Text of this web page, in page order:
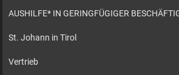
AUSHILFE* IN GERINGFÜGIGER
St. Johann in Tirol
Vertrieb